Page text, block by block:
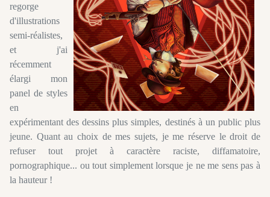
regorge
d'illustrations
semi-réalistes,
et j'ai
récemment
élargi mon
panel de styles
en
expérimentant des dessins plus simples, destinés à un public plus
jeune. Quant au choix de mes sujets, je me réserve le droit de
refuser tout projet à caractère raciste, diffamatoire,
pornographique... ou tout simplement lorsque je ne me sens pas à
la hauteur !